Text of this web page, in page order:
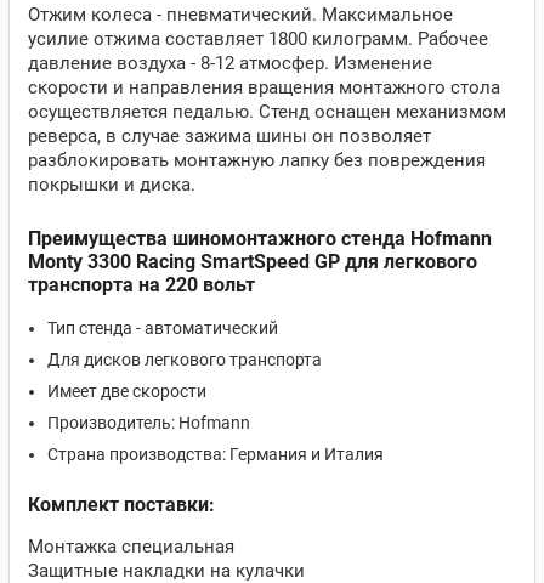
Отжим колеса - пневматический. Максимальное
усилие отжима составляет 1800 килограмм. Рабочее
давление воздуха - 8-12 атмосфер. Изменение
скорости и направления вращения монтажного стола
осуществляется педалью. Стенд оснащен механизмом
реверса, в случае зажима шины он позволяет
разблокировать монтажную лапку без повреждения
покрышки и диска.
Преимущества шиномонтажного стенда Hofmann
Monty 3300 Racing SmartSpeed GP для легкового
транспорта на 220 вольт
Тип стенда - автоматический
Для дисков легкового транспорта
Имеет две скорости
Производитель: Hofmann
Страна производства: Германия и Италия
Комплект поставки:
Монтажка специальная
Защитные накладки на кулачки